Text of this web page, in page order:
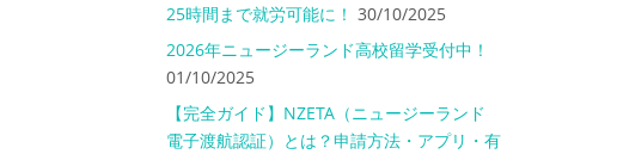
25時間まで就労可能に！ 30/10/2025
2026年ニュージーランド高校留学受付中！
01/10/2025
【完全ガイド】NZETA（ニュージーランド
電子渡航認証）とは？申請方法・アプリ・有